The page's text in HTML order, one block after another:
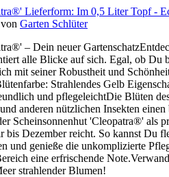
Lieferform: Im 0,5 Liter Topf -
Garten Schlüter
– Dein neuer
alle Blicke auf sich. Egal, ob Du
mit seiner Robustheit und
Strahlendes Gelb
und pflegeleichtDie Blüten
anderen nützlichen Insekten
Scheinsonnenhut 'Cleopatra®' als
bis Dezember reicht. So kannst Du
und genieße die unkomplizierte
eine erfrischende
strahlender Blumen!